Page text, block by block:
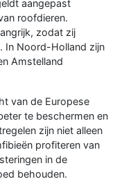
aangepast
roofdieren.
zodat zij
In Noord-Holland zijn
Amstelland
van de Europese
te beschermen en
zijn niet alleen
profiteren van
in de
behouden.